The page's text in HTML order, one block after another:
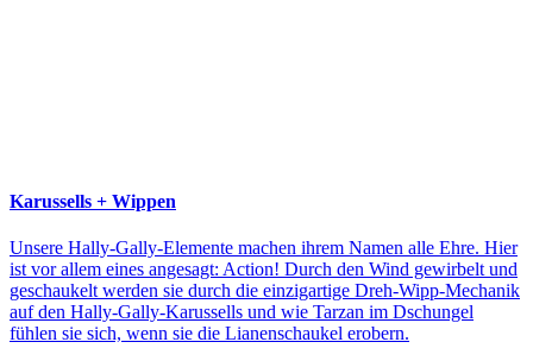
Karussells + Wippen
Unsere Hally-Gally-Elemente machen ihrem Namen alle Ehre. Hier
ist vor allem eines angesagt: Action! Durch den Wind gewirbelt und
geschaukelt werden sie durch die einzigartige Dreh-Wipp-Mechanik
auf den Hally-Gally-Karussells und wie Tarzan im Dschungel
fühlen sie sich, wenn sie die Lianenschaukel erobern.